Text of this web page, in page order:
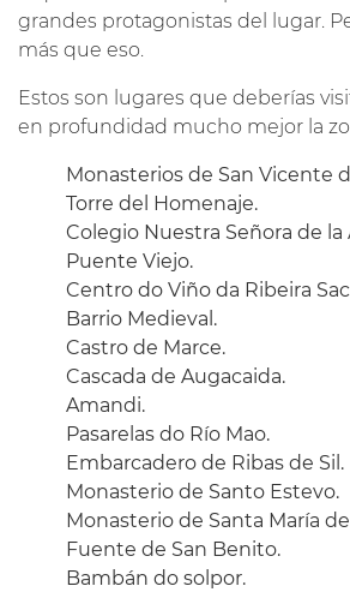
grandes protagonistas del lugar.
más que eso.
Estos son lugares que deberías
en profundidad mucho mejor la
Monasterios de San Vicente
Torre del Homenaje.
Colegio Nuestra Señora de la
Puente Viejo.
Centro do Viño da Ribeira
Barrio Medieval.
Castro de Marce.
Cascada de Augacaida.
Amandi.
Pasarelas do Río Mao.
Embarcadero de Ribas de Sil.
Monasterio de Santo Estevo.
Monasterio de Santa María
Fuente de San Benito.
Bambán do solpor.